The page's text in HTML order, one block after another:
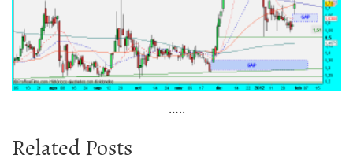
…..
Related Posts